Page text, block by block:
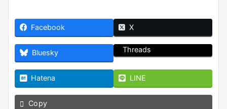
Facebook X
Bluesky Threads
Hatena LINE
Copy